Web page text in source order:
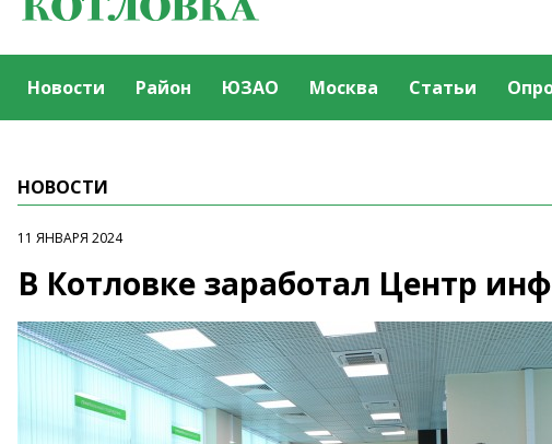
Новости Район ЮЗАО Москва Статьи
НОВОСТИ
11 ЯНВАРЯ 2024
В Котловке заработал Центр